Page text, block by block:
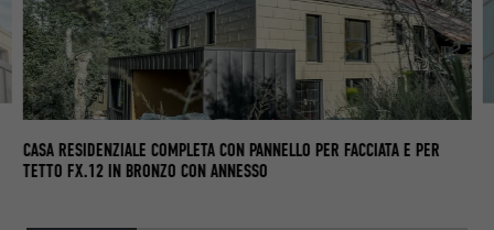
CASA RESIDENZIALE COMPLETA CON PANNELLO PER FACCIATA E PER
TETTO FX.12 IN BRONZO CON ANNESSO